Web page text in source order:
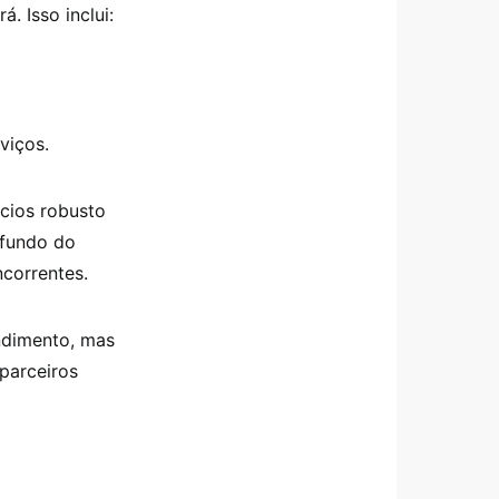
Isso inclui:
robusto
do
mas